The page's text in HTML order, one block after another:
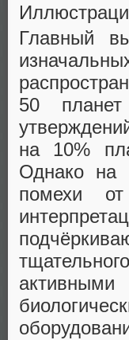
Главный
50
на 10%
Однако на
помехи